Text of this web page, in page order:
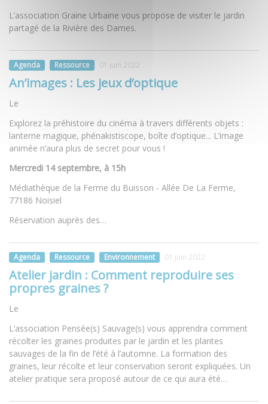
L’association Graine Urbaine vous propose de visiter le jardin
partagé de la Rivière des Dames.
Agenda Ressource 01 juin 2022
An’images : Les jeux d’optique
Le
Explorez la préhistoire du cinéma à travers différents objets :
lanterne magique, phénakistiscope, boîte d’optique... L’image
animée n’aura plus de secret pour vous !
Mercredi 14 septembre, à 15h
Médiathèque de la Ferme du Buisson - Allée De La Ferme,
77186 Noisiel
Réservation auprès des…
Agenda Ressource Environnement 01 juin 2022
Atelier jardin : Comment reproduire ses
propres graines ?
Le
L’association Pensée(s) Sauvage(s) vous apprendra comment
récolter les graines produites par le jardin et les plantes
sauvages de la fin de l’été à l’automne. La formation des
graines, leur récolte et leur conservation seront expliquées. Un
atelier pratique sera proposé autour de ce qui aura été…